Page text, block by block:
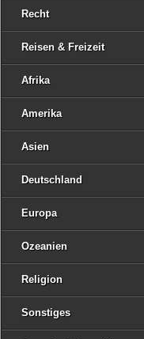
Recht
Reisen & Freizeit
Afrika
Amerika
Asien
Deutschland
Europa
Ozeanien
Religion
Sonstiges